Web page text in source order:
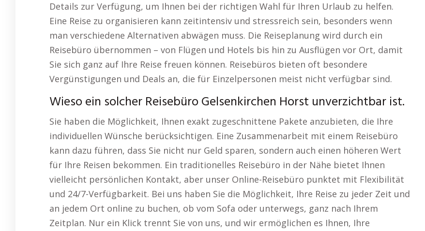
Details zur Verfügung, um Ihnen bei der richtigen Wahl für Ihren Urlaub zu helfen.
Eine Reise zu organisieren kann zeitintensiv und stressreich sein, besonders wenn
man verschiedene Alternativen abwägen muss. Die Reiseplanung wird durch ein
Reisebüro übernommen – von Flügen und Hotels bis hin zu Ausflügen vor Ort, damit
Sie sich ganz auf Ihre Reise freuen können. Reisebüros bieten oft besondere
Vergünstigungen und Deals an, die für Einzelpersonen meist nicht verfügbar sind.
Wieso ein solcher Reisebüro Gelsenkirchen Horst unverzichtbar ist.
Sie haben die Möglichkeit, Ihnen exakt zugeschnittene Pakete anzubieten, die Ihre
individuellen Wünsche berücksichtigen. Eine Zusammenarbeit mit einem Reisebüro
kann dazu führen, dass Sie nicht nur Geld sparen, sondern auch einen höheren Wert
für Ihre Reisen bekommen. Ein traditionelles Reisebüro in der Nähe bietet Ihnen
vielleicht persönlichen Kontakt, aber unser Online-Reisebüro punktet mit Flexibilität
und 24/7-Verfügbarkeit. Bei uns haben Sie die Möglichkeit, Ihre Reise zu jeder Zeit und
an jedem Ort online zu buchen, ob vom Sofa oder unterwegs, ganz nach Ihrem
Zeitplan. Nur ein Klick trennt Sie von uns, und wir ermöglichen es Ihnen, Ihre